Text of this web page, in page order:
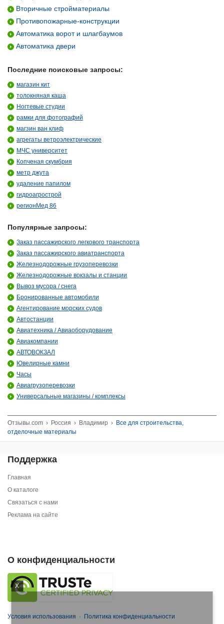
X
Вторичные стройматериалы
Противопожарные-конструкции
Автоматика ворот и шлагбаумов
Автоматика двери
Последние поисковые запросы:
магазин кит
толокняная каша
Ногтевые студии
рамки для фотографий
магзин ван клиф
агрегаты ветроэлектрические
МЧС университет
Копченая скумбрия
метр джута
удаление папилом
гидроагрострой
регионМед 86
Популярные запросы:
Заказ пассажирского легкового транспорта
Заказ пассажирского авиатранспорта
Железнодорожные грузоперевозки
Железнодорожные вокзалы и станции
Вывоз мусора / снега
Бронированные автомобили
Агентирование морских судов
Автостанции
Авиатехника / Авиаоборудование
Авиакомпании
АВТОВОКЗАЛ
Ювелирные камни
Часы
Авиагрузоперевозки
Универсальные магазины / комплексы
Отзывы.com › Россия › Владимир › Все для строительства,
отделочные материалы
Поддержка
Главная
О каталоге
Связаться с нами
Реклама на сайте
О конфиденциальности
Условия использования · Политика конфиденциальности